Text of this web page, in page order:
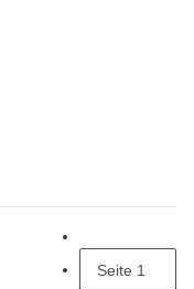
Seite 1